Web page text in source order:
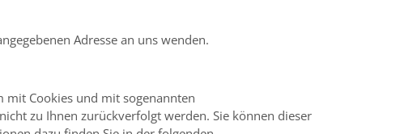
Adresse an uns wenden.
mit Cookies und mit sogenannten
zu Ihnen zurückverfolgt werden. Sie können dieser